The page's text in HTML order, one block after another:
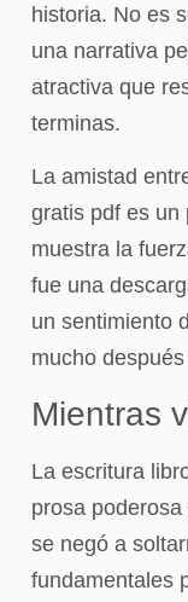
historia. No es
una narrativa
atractiva que
terminas.
La amistad
gratis pdf es un
muestra la
fue una
un sentimiento
mucho
Mientras
La escritura
prosa
se negó a
fundamentales